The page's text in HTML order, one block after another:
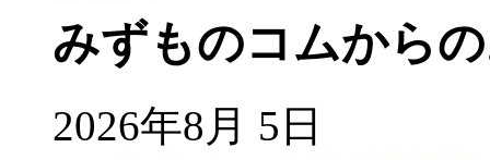
みずものコムから
2026年8月 5日